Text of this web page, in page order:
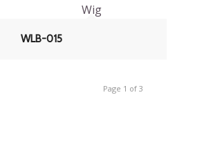
WLB-015
Page 1 of 3